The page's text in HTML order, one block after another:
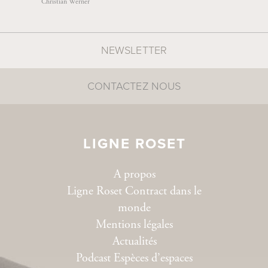
INDIANA
JOY/FRLIGNE ROSET
A propos
Ligne Roset Contract dans le
monde
Mentions légales
Actualités
Podcast Espèces d’espaces
NEWSLETTER
CONTACTEZ NOUS